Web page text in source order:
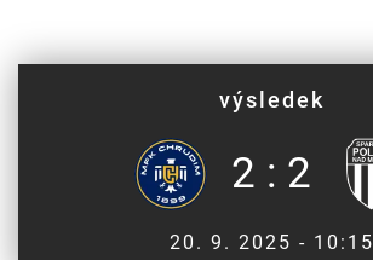
výsledek
2 : 2
20. 9. 2025 - 10:15